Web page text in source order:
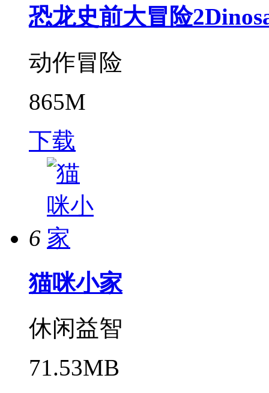
恐龙史前大冒险
动作冒险
865M
下载
6
猫咪小家
休闲益智
71.53MB